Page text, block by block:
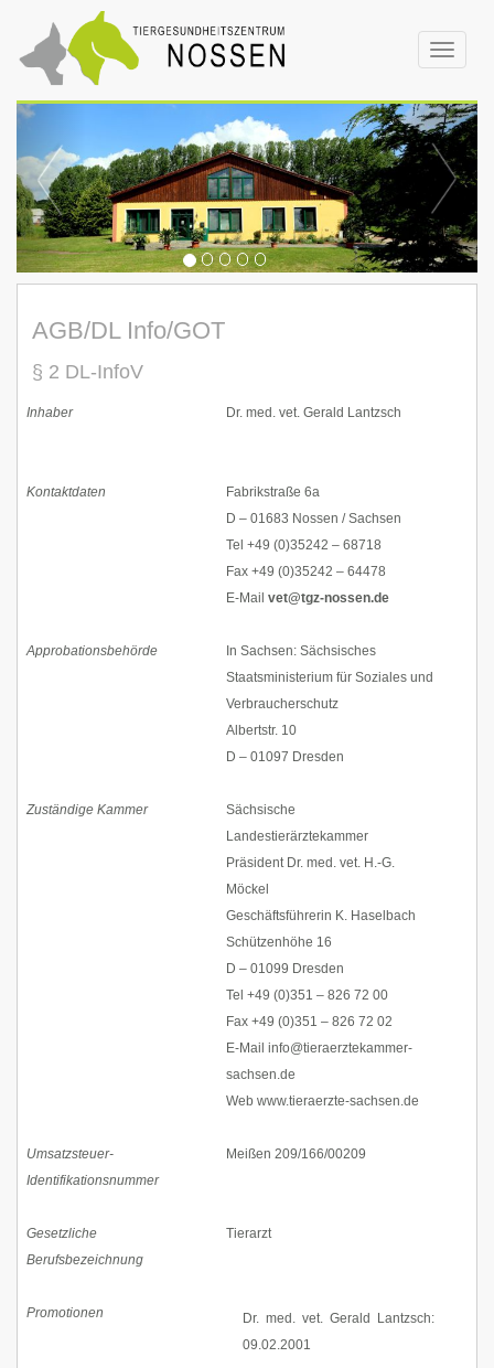
Toggle
AGB/DL Info/GOT
§ 2 DL-InfoV
Inhaber Dr. med. vet. Gerald Lantzsch
Kontaktdaten
Fabrikstraße 6a
D – 01683 Nossen / Sachsen
Tel +49 (0)35242 – 68718
Fax +49 (0)35242 – 64478
E-Mailvet@tgz-nossen.de
Approbationsbehörde
In Sachsen: Sächsisches
Staatsministerium für Soziales und
Verbraucherschutz
Albertstr. 10
D – 01097 Dresden
Zuständige Kammer
Sächsische
Landestierärztekammer
Präsident Dr. med. vet. H.-G.
Möckel
Geschäftsführerin K. Haselbach
Schützenhöhe 16
D – 01099 Dresden
Tel +49 (0)351 – 826 72 00
Fax +49 (0)351 – 826 72 02
E-Mail info@tieraerztekammer-
sachsen.de
Web www.tieraerzte-sachsen.de
Umsatzsteuer-
Identifikationsnummer
Meißen 209/166/00209
Gesetzliche
Berufsbezeichnung
Tierarzt
Promotionen
Dr. med. vet. Gerald Lantzsch:
09.02.2001